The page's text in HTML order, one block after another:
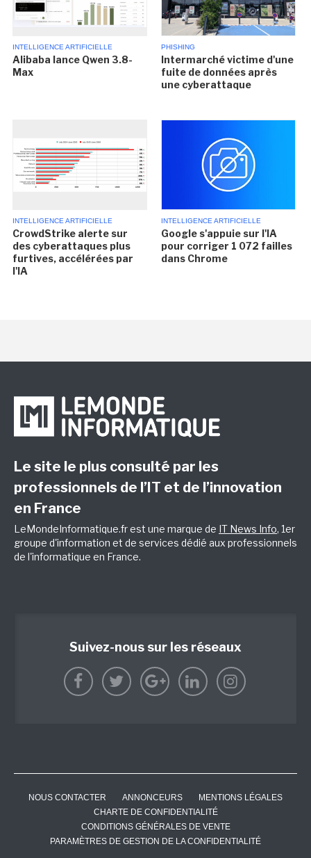
INTELLIGENCE ARTIFICIELLE
Alibaba lance Qwen 3.8-
Max
PHISHING
Intermarché victime d'une
fuite de données après
une cyberattaque
INTELLIGENCE ARTIFICIELLE
CrowdStrike alerte sur
des cyberattaques plus
furtives, accélérées par
l'IA
INTELLIGENCE ARTIFICIELLE
Google s'appuie sur l'IA
pour corriger 1 072 failles
dans Chrome
Le site le plus consulté par les
professionnels de l’IT et de l’innovation
en France
LeMondeInformatique.fr est une marque de IT News Info, 1er
groupe d'information et de services dédié aux professionnels
de l'informatique en France.
Suivez-nous sur les réseaux
NOUS CONTACTER ANNONCEURS
MENTIONS LÉGALES
CHARTE DE CONFIDENTIALITÉ
CONDITIONS GÉNÉRALES DE VENTE
PARAMÈTRES DE GESTION DE LA CONFIDENTIALITÉ